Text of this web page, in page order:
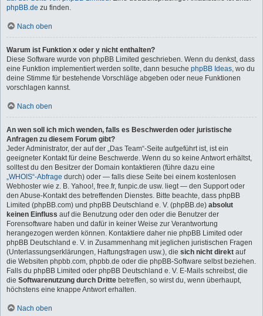
phpBB.de zu finden.
Nach oben
Warum ist Funktion x oder y nicht enthalten?
Diese Software wurde von phpBB Limited geschrieben. Wenn du denkst, dass
eine Funktion implementiert werden sollte, dann besuche phpBB Ideas, wo du
deine Stimme für bestehende Vorschläge abgeben oder neue Funktionen
vorschlagen kannst.
Nach oben
An wen soll ich mich wenden, falls es Beschwerden oder juristische
Anfragen zu diesem Forum gibt?
Jeder Administrator, der auf der „Das Team“-Seite aufgeführt ist, ist ein
geeigneter Kontakt für deine Beschwerde. Wenn du so keine Antwort erhältst,
solltest du den Besitzer der Domain kontaktieren (führe dazu eine
„WHOIS“-Abfrage durch) oder — falls diese Seite bei einem kostenlosen
Webhoster wie z. B. Yahoo!, free.fr, funpic.de usw. liegt — den Support oder
den Abuse-Kontakt des betreffenden Dienstes. Bitte beachte, dass phpBB
Limited (phpBB.com) und phpBB Deutschland e. V. (phpBB.de) absolut
keinen Einfluss auf die Benutzung oder den oder die Benutzer der
Forensoftware haben und dafür in keiner Weise zur Verantwortung
herangezogen werden können. Kontaktiere daher nie phpBB Limited oder
phpBB Deutschland e. V. in Zusammenhang mit jeglichen juristischen Fragen
(Unterlassungserklärungen, Haftungsfragen usw.), die sich nicht direkt auf
die Websiten phpbb.com, phpbb.de oder die phpBB-Software selbst beziehen.
Falls du phpBB Limited oder phpBB Deutschland e. V. E-Mails schreibst, die
die Softwarenutzung durch Dritte betreffen, so wirst du, wenn überhaupt,
höchstens eine knappe Antwort erhalten.
Nach oben